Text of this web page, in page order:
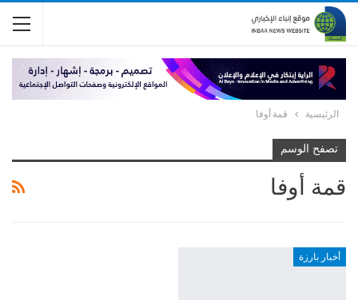
الرئيسية قمة أوفا
تصفح الوسم
قمة أوفا
أخبار بارزة